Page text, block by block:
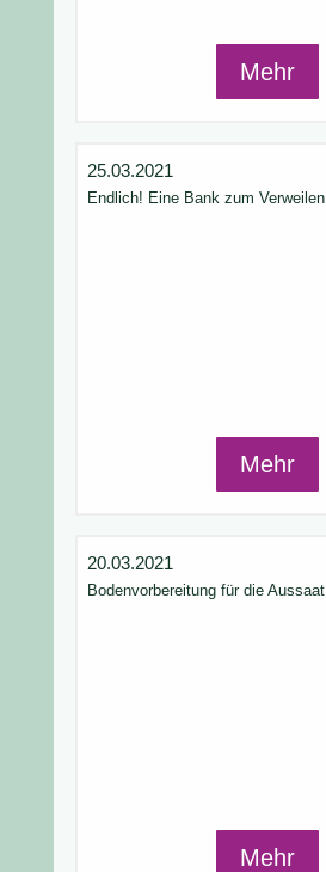
Mehr
25.03.2021
Endlich! Eine Bank zum Verweilen
Mehr
20.03.2021
Bodenvorbereitung für die Aussaat
Mehr